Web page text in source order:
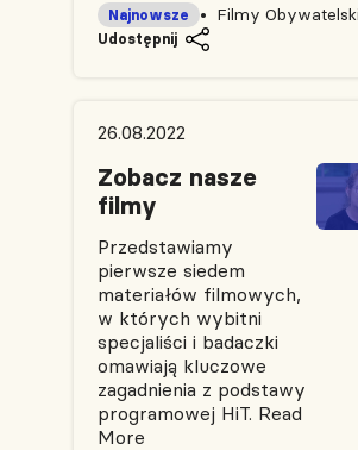
Filmy
Najnowsze
Udostępnij
26.08.2022
Zobacz nasze
filmy
Przedstawiamy
pierwsze siedem
materiałów filmowych,
w których wybitni
specjaliści i badaczki
omawiają kluczowe
zagadnienia z podstawy
programowej HiT. Read
More